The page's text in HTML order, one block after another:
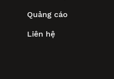
Quảng cáo
Liên hệ